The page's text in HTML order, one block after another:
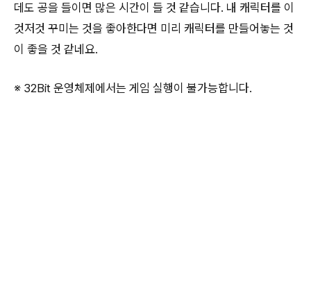
데도 공을 들이면 많은 시간이 들 것 같습니다. 내 캐릭터를 이
것저것 꾸미는 것을 좋아한다면 미리 캐릭터를 만들어놓는 것
이 좋을 것 같네요.
※ 32Bit 운영체제에서는 게임 실행이 불가능합니다.